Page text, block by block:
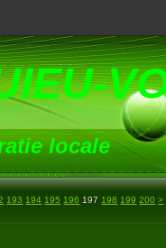
locale
193 194 195 196 197 198 199 200 >